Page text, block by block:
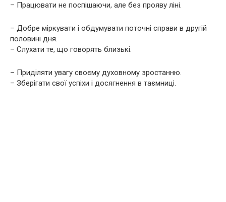
– Працювати не поспішаючи, але без прояву ліні.
– Добре міркувати і обдумувати поточні справи в другій
половині дня.
– Слухати те, що говорять близькі.
– Приділяти увагу своєму духовному зростанню.
– Зберігати свої успіхи і досягнення в таємниці.